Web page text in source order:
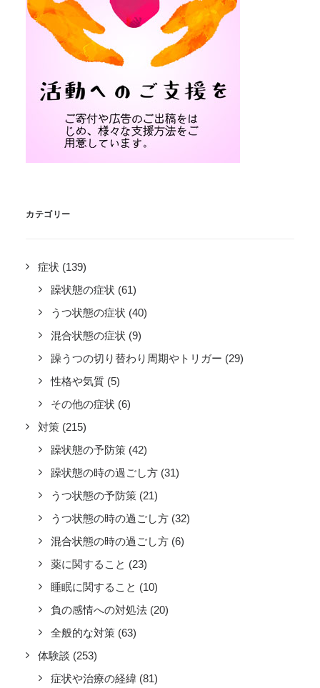
カテゴリー
症状 (139)
躁状態の症状 (61)
うつ状態の症状 (40)
混合状態の症状 (9)
躁うつの切り替わり周期やトリガー (29)
性格や気質 (5)
その他の症状 (6)
対策 (215)
躁状態の予防策 (42)
躁状態の時の過ごし方 (31)
うつ状態の予防策 (21)
うつ状態の時の過ごし方 (32)
混合状態の時の過ごし方 (6)
薬に関すること (23)
睡眠に関すること (10)
負の感情への対処法 (20)
全般的な対策 (63)
体験談 (253)
症状や治療の経緯 (81)